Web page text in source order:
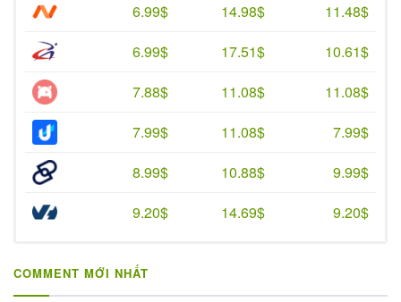
6.99$
14.98$
11.48$
6.99$
17.51$
10.61$
7.88$
11.08$
11.08$
7.99$
11.08$
7.99$
8.99$
10.88$
9.99$
9.20$
14.69$ 9.20$
COMMENT MỚI NHẤT